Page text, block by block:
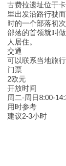
古费拉遗址位于
里出发沿路行驶
时的一个部落初
部落的首领就叫
人居住。
交通
可以联系当地旅
门票
2欧元
开放时间
周二-周日8:00-
用时参考
建议2-3小时